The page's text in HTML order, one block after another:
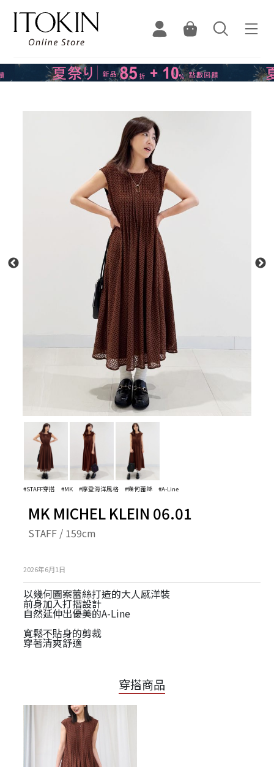
#STAFF穿搭 #MK #摩登海洋風格 #幾何蕾絲 #A-Line
MK MICHEL KLEIN 06.01
STAFF / 159cm
2026年6月1日
以幾何圖案蕾絲打造的大人感洋裝
前身加入打摺設計
自然延伸出優美的A-Line
寬鬆不貼身的剪裁
穿著清爽舒適
穿搭商品